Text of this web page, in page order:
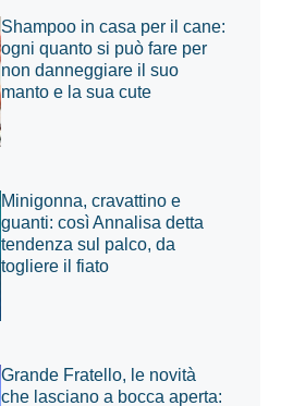
Shampoo in casa per il cane:
ogni quanto si può fare per
non danneggiare il suo
manto e la sua cute
Minigonna, cravattino e
guanti: così Annalisa detta
tendenza sul palco, da
togliere il fiato
Grande Fratello, le novità
che lasciano a bocca aperta: